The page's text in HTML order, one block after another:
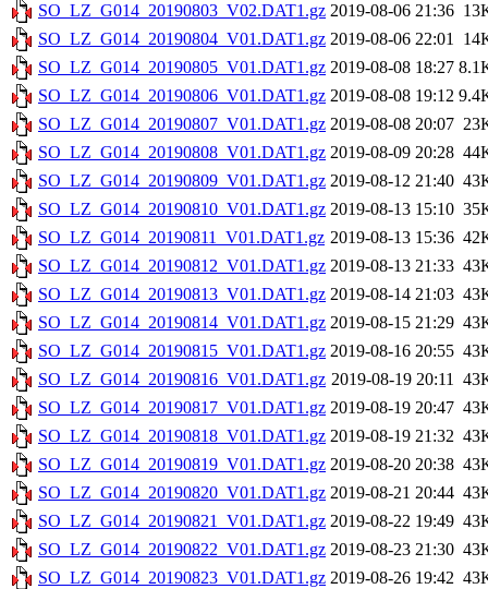
SO_LZ_G014_20190803_V02.DAT1.gz 2019-08-06 21:36
SO_LZ_G014_20190804_V01.DAT1.gz 2019-08-06 22:01
SO_LZ_G014_20190805_V01.DAT1.gz 2019-08-08 18:27
SO_LZ_G014_20190806_V01.DAT1.gz 2019-08-08 19:12
SO_LZ_G014_20190807_V01.DAT1.gz 2019-08-08 20:07
SO_LZ_G014_20190808_V01.DAT1.gz 2019-08-09 20:28
SO_LZ_G014_20190809_V01.DAT1.gz 2019-08-12 21:40
SO_LZ_G014_20190810_V01.DAT1.gz 2019-08-13 15:10
SO_LZ_G014_20190811_V01.DAT1.gz 2019-08-13 15:36
SO_LZ_G014_20190812_V01.DAT1.gz 2019-08-13 21:33
SO_LZ_G014_20190813_V01.DAT1.gz 2019-08-14 21:03
SO_LZ_G014_20190814_V01.DAT1.gz 2019-08-15 21:29
SO_LZ_G014_20190815_V01.DAT1.gz 2019-08-16 20:55
SO_LZ_G014_20190816_V01.DAT1.gz 2019-08-19 20:11
SO_LZ_G014_20190817_V01.DAT1.gz 2019-08-19 20:47
SO_LZ_G014_20190818_V01.DAT1.gz 2019-08-19 21:32
SO_LZ_G014_20190819_V01.DAT1.gz 2019-08-20 20:38
SO_LZ_G014_20190820_V01.DAT1.gz 2019-08-21 20:44
SO_LZ_G014_20190821_V01.DAT1.gz 2019-08-22 19:49
SO_LZ_G014_20190822_V01.DAT1.gz 2019-08-23 21:30
SO_LZ_G014_20190823_V01.DAT1.gz 2019-08-26 19:42